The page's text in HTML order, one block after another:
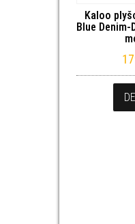
Kaloo
Blue Denim-